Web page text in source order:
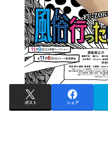
ポスト シェア